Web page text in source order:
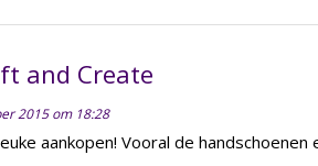
and Create
2015 om 18:28
aankopen! Vooral de handschoenen